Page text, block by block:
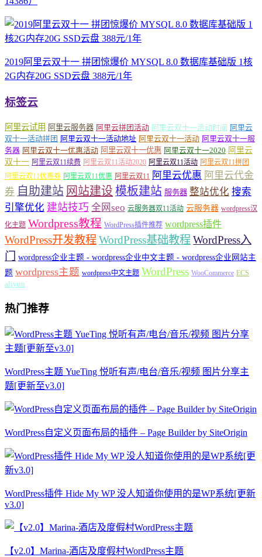
2019阿里云双十一 拼团惊爆价 MYSQL 8.0 数据库基础版 1核
2G内存20G SSD云盘 388元/1年
标签云
阿里云试用 阿里云服务器 阿里云拼团活动 阿里云双十一活动时间 阿里云
双十一活动拼团 阿里云双十一活动地址 阿里云双十一活动 阿里云双十一服
务器 阿里云双十一优惠活动 阿里云双十一优惠 阿里云双十一2020 阿里云
双十一 阿里云双11续费 阿里云双11活动2020 阿里云双11活动 阿里云双11拼团
阿里云双11优惠券 阿里云双11优惠 阿里云双11 阿里云优惠 阿里云代金
券 自助建站 网站建设 模板建站 服务器 整站优化 搜索
引擎优化 建站技巧 全网seo 云服务器双11活动 云服务器 wordpress汉
化主题 Wordpress教程 WordPress插件推荐 wordpress插件
WordPress开发教程WordPress基础教程WordPress入
门 wordpress企业主题 - wordpress企业中文主题 - wordpress企业网站主
题 wordpress主题 wordpress中文主题 WordPress WooCommerce ECS
aliyun
热门推荐
WordPress主题 YueTing 悦听有声/电台/音乐/视频 图片分享主
题[更新至v3.0]
WordPress自定义页面布局的插件 – Page Builder by SiteOrigin
WordPress插件 Hide My WP 没人知道你使用的是WP系统[更新
v3.0]
【v2.0】Marina-酒店及度假村WordPress主题